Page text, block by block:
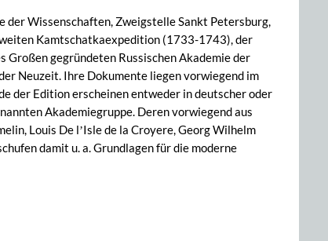
der Wissenschaften, Zweigstelle Sankt Petersburg,
Kamtschatkaexpedition (1733-1743), der
Großen gegründeten Russischen Akademie der
Neuzeit. Ihre Dokumente liegen vorwiegend im
der Edition erscheinen entweder in deutscher oder
Akademiegruppe. Deren vorwiegend aus
Louis De lʼIsle de la Croyere, Georg Wilhelm
damit u. a. Grundlagen für die moderne